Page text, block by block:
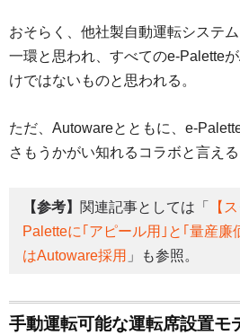
おそらく、他社製自動運転システ
一環と思われ、すべてのe-Palette
けではないものと思われる。
ただ、Autowareとともに、e-
さもうかがい知れるコラボと言える
【参考】 関連記事としては「
【
Paletteに｢アピール用｣と｢量産
はAutoware採用 」も参照。
手動運転可能な運転席設置モ